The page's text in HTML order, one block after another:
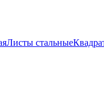
Листы стальные